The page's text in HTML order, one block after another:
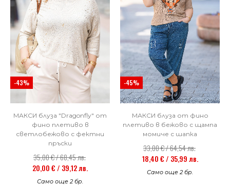
-43%
МАКСИ блуза "Dragonfly" от
фино плетиво в
светлобежово с фектни
пръски
35,00 € / 68,45 лв.
20,00 € / 39,12 лв.
Само още 2 бр.
-45%
МАКСИ блуза от фино
плетиво в бежово с щампа
момиче с шапка
33,00 € / 64,54 лв.
18,40 € / 35,99 лв.
Само още 2 бр.